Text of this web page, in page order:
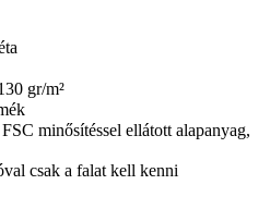
gr/m²
minősítéssel ellátott alapanyag,
csak a falat kell kenni